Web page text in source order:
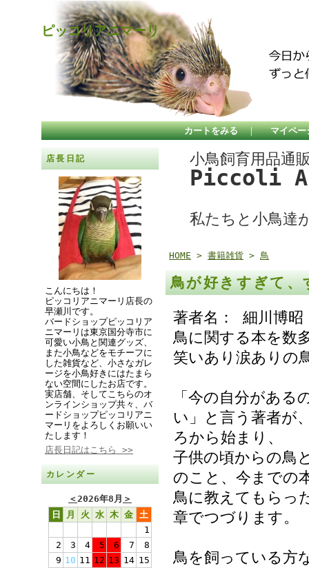
ピッコリアニマーリ
カートをみる ｜ マイペー
店長日記
こんにちは！
ピッコリアニマーリ店長の
早瀬川です。
バードショップピッコリア
ニマーリは東京国分寺市に
可愛い小鳥と関連グッズ、
また小鳥などをモチーフに
した雑貨など、小さなガレ
ージを小鳥好きにはたまら
ない空間にしたお店です。
実店舗、そしてこちらのオ
ンラインショップ共々、バ
ードショップピッコリアニ
マーリをよろしくお願いい
たします！
店長日記はこちら >>
カレンダー
＜2026年8月 ＞
日
月 火 水 木 金 土
1
2
3 4 5 6 7
8
9 10 11 12 13 14 15
小鳥飼育用品通
Piccoli
私たちと小鳥達
HOME > 書籍雑貨 > 鳥
鳥が好きすぎて
著者名： 細川博昭
鳥に関する本を数
笑いあり涙ありの
「今の自分があ
い」と言う著者が
ろから始まり、
子供の頃からの鳥
のこと、今までの
鳥に教えてもらっ
章でつづります。
鳥を飼っている方